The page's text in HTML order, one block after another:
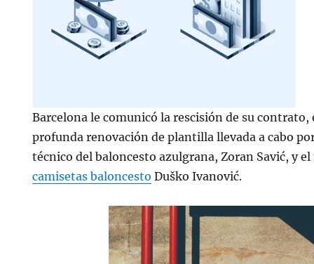
Barcelona le comunicó la rescisión de su contrato,
profunda renovación de plantilla llevada a cabo
técnico del baloncesto azulgrana, Zoran Savić, y
camisetas baloncesto Duško Ivanović.